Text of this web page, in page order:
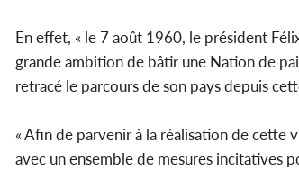
En effet, « le 7 août 1960, le président
grande ambition de bâtir une Nation de
retracé le parcours de son pays depuis
« Afin de parvenir à la réalisation de cette
avec un ensemble de mesures incitatives